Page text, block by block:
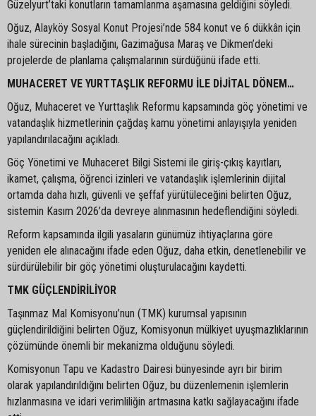
Güzelyurt’taki konutların tamamlanma aşamasına geldiğini söyledi.
Oğuz, Alayköy Sosyal Konut Projesi’nde 584 konut ve 6 dükkân için
ihale sürecinin başladığını, Gazimağusa Maraş ve Dikmen’deki
projelerde de planlama çalışmalarının sürdüğünü ifade etti.
MUHACERET VE YURTTAŞLIK REFORMU İLE DİJİTAL DÖNEM…
Oğuz, Muhaceret ve Yurttaşlık Reformu kapsamında göç yönetimi ve
vatandaşlık hizmetlerinin çağdaş kamu yönetimi anlayışıyla yeniden
yapılandırılacağını açıkladı.
Göç Yönetimi ve Muhaceret Bilgi Sistemi ile giriş-çıkış kayıtları,
ikamet, çalışma, öğrenci izinleri ve vatandaşlık işlemlerinin dijital
ortamda daha hızlı, güvenli ve şeffaf yürütüleceğini belirten Oğuz,
sistemin Kasım 2026’da devreye alınmasının hedeflendiğini söyledi.
Reform kapsamında ilgili yasaların günümüz ihtiyaçlarına göre
yeniden ele alınacağını ifade eden Oğuz, daha etkin, denetlenebilir ve
sürdürülebilir bir göç yönetimi oluşturulacağını kaydetti.
TMK GÜÇLENDİRİLİYOR
Taşınmaz Mal Komisyonu’nun (TMK) kurumsal yapısının
güçlendirildiğini belirten Oğuz, Komisyonun mülkiyet uyuşmazlıklarının
çözümünde önemli bir mekanizma olduğunu söyledi.
Komisyonun Tapu ve Kadastro Dairesi bünyesinde ayrı bir birim
olarak yapılandırıldığını belirten Oğuz, bu düzenlemenin işlemlerin
hızlanmasına ve idari verimliliğin artmasına katkı sağlayacağını ifade